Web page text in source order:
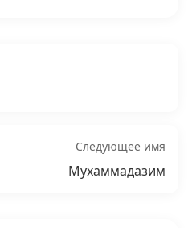
Следующее имя
Мухаммадазим